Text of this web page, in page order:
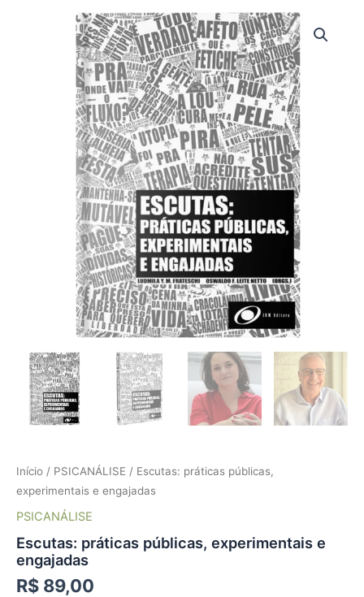
Início / PSICANÁLISE / Escutas: práticas públicas,
experimentais e engajadas
PSICANÁLISE
Escutas: práticas públicas, experimentais e
engajadas
R$ 89,00
experimentais
quantidade